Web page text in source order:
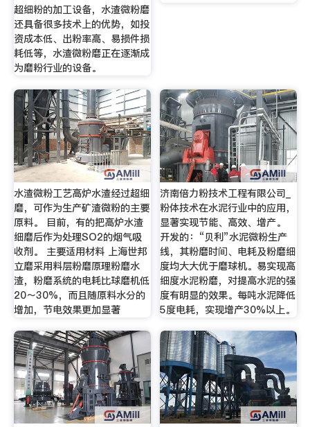
超细粉的加工设备，水渣微粉磨
还具备很多技术上的优势，如投
资成本低、出粉率高、易损件损
耗低等，水渣微粉磨正在逐渐成
为磨粉行业的设备。
水渣微粉工艺高炉水渣经过超细
磨，可作为生产矿渣微粉的主要
原料。 目前，有的把高炉水渣
细磨后作为处理SO2的烟气吸
收剂。 主要适用材料 上海世邦
立磨采用料层粉磨原理粉磨水
渣，粉磨系统的电耗比球磨机低
20～30%，而且随原料水分的
增加，节电效果更加显著
济南倍力粉技术工程有限公司_
粉体技术在水泥行业中的应用，
显著实现节能、高效、增产。
开发的：“贝利”水泥微粉生产
线，其粉磨时间、电耗及粉磨细
度均大大优于磨球机。易实现高
细度水泥粉磨，对提高水泥的强
度有明显的效果。每吨水泥降低
5度电耗，实现增产30%以上。